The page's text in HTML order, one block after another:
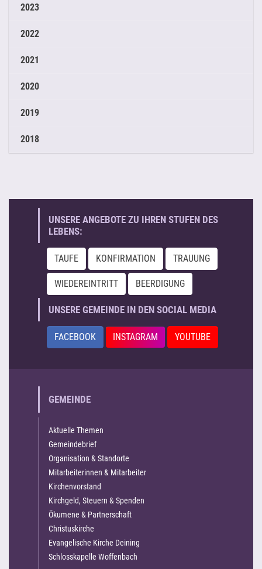
2023
2022
2021
2020
2019
2018
UNSERE ANGEBOTE ZU IHREN STUFEN DES
LEBENS:
TAUFE KONFIRMATION TRAUUNG
WIEDEREINTRITT BEERDIGUNG
UNSERE GEMEINDE IN DEN SOCIAL MEDIA
FACEBOOK INSTAGRAM YOUTUBE
GEMEINDE
Aktuelle Themen
Gemeindebrief
Organisation & Standorte
Mitarbeiterinnen & Mitarbeiter
Kirchenvorstand
Kirchgeld, Steuern & Spenden
Ökumene & Partnerschaft
Christuskirche
Evangelische Kirche Deining
Schlosskapelle Woffenbach